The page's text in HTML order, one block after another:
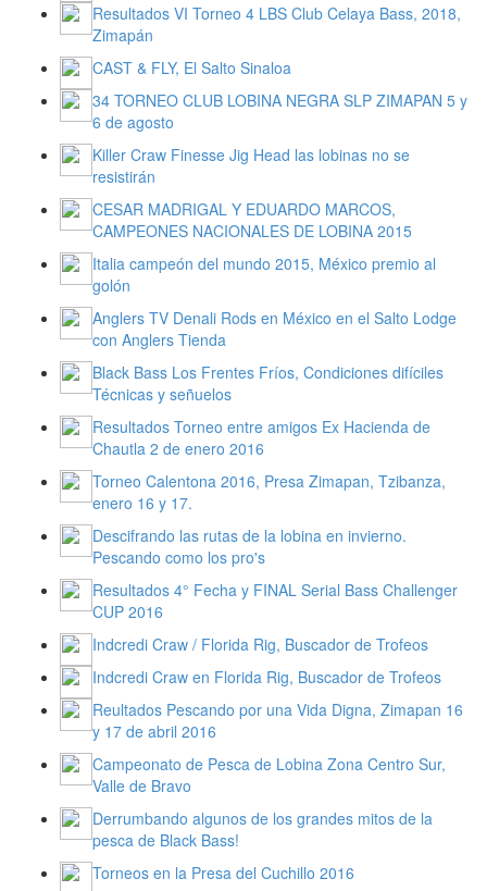
Resultados VI Torneo 4 LBS Club Celaya Bass, 2018,
Zimapán
CAST & FLY, El Salto Sinaloa
34 TORNEO CLUB LOBINA NEGRA SLP ZIMAPAN 5 y
6 de agosto
Killer Craw Finesse Jig Head las lobinas no se
resistirán
CESAR MADRIGAL Y EDUARDO MARCOS,
CAMPEONES NACIONALES DE LOBINA 2015
Italia campeón del mundo 2015, México premio al
golón
Anglers TV Denali Rods en México en el Salto Lodge
con Anglers Tienda
Black Bass Los Frentes Fríos, Condiciones difíciles
Técnicas y señuelos
Resultados Torneo entre amigos Ex Hacienda de
Chautla 2 de enero 2016
Torneo Calentona 2016, Presa Zimapan, Tzibanza,
enero 16 y 17.
Descifrando las rutas de la lobina en invierno.
Pescando como los pro's
Resultados 4° Fecha y FINAL Serial Bass Challenger
CUP 2016
Indcredi Craw / Florida Rig, Buscador de Trofeos
Indcredi Craw en Florida Rig, Buscador de Trofeos
Reultados Pescando por una Vida Digna, Zimapan 16
y 17 de abril 2016
Campeonato de Pesca de Lobina Zona Centro Sur,
Valle de Bravo
Derrumbando algunos de los grandes mitos de la
pesca de Black Bass!
Torneos en la Presa del Cuchillo 2016